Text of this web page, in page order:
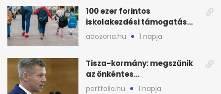
100 ezer forintos
iskolakezdési támogatás
2026 őszén: adózás,
munkáltatói plusz
adozona.hu 1 napja
Tisza-kormány: megszűnik
az önkéntes
fogyasztáscsökkentés
portfolio.hu 1 napja